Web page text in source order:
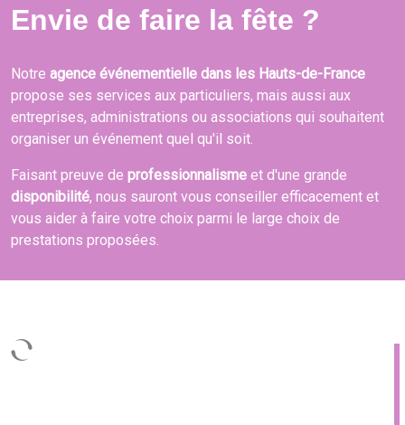
Envie de faire la fête ?
Notre agence événementielle dans les Hauts-de-France
propose ses services aux particuliers, mais aussi aux
entreprises, administrations ou associations qui souhaitent
organiser un événement quel qu'il soit.
Faisant preuve de professionnalisme et d'une grande
disponibilité, nous sauront vous conseiller efficacement et
vous aider à faire votre choix parmi le large choix de
prestations proposées.